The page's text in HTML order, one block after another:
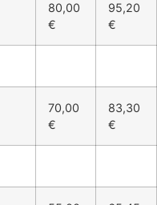
80,00
€
95,20
€
70,00
€
83,30
€